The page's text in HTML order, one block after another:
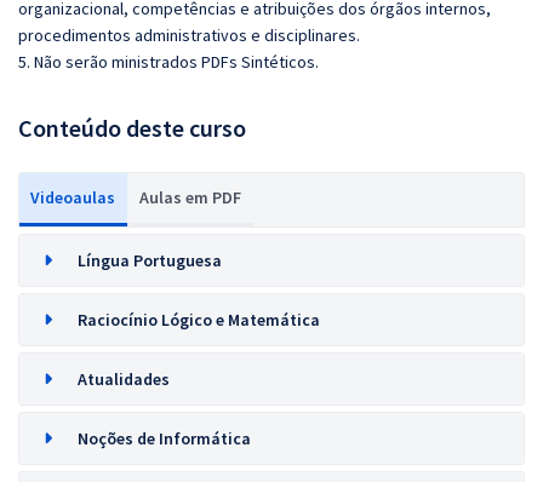
organizacional, competências e atribuições dos órgãos internos,
procedimentos administrativos e disciplinares.
5. Não serão ministrados PDFs Sintéticos.
Conteúdo deste curso
Videoaulas Aulas em PDF
Língua Portuguesa
Raciocínio Lógico e Matemática
Atualidades
Noções de Informática